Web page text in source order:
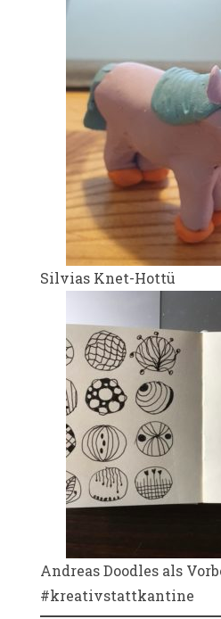
Silvias Knet-Hottü
Andreas Doodles als
#kreativstattkantine